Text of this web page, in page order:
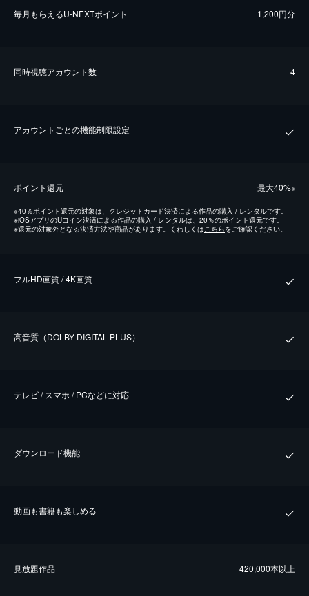
毎⽉もらえるU-NEXTポイント 1,200円分
同時視聴アカウント数 4
アカウントごとの機能制限設定
ポイント還元 最⼤40%※
※40％ポイント還元の対象は、クレジットカード決済による作品の購入 / レンタルです。
※iOSアプリのUコイン決済による作品の購入 / レンタルは、20％のポイント還元です。
※還元の対象外となる決済方法や商品があります。くわしくはこちらをご確認ください。
フルHD画質 / 4K画質
⾼⾳質（DOLBY DIGITAL PLUS）
テレビ / スマホ / PCなどに対応
ダウンロード機能
動画も書籍も楽しめる
⾒放題作品 420,000本以上